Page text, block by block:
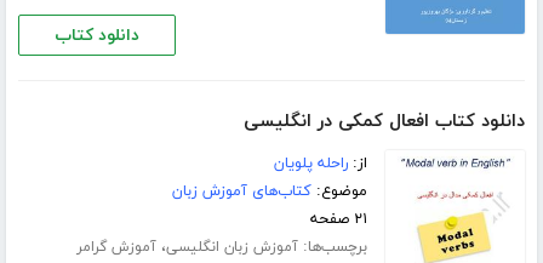
دانلود کتاب
دانلود کتاب افعال کمکی در انگلیسی
از:راحله پلویان
موضوع:کتاب‌های آموزش زبان
۲۱ صفحه
برچسب‌ها:آموزش زبان انگلیسی،آموزش گرامر